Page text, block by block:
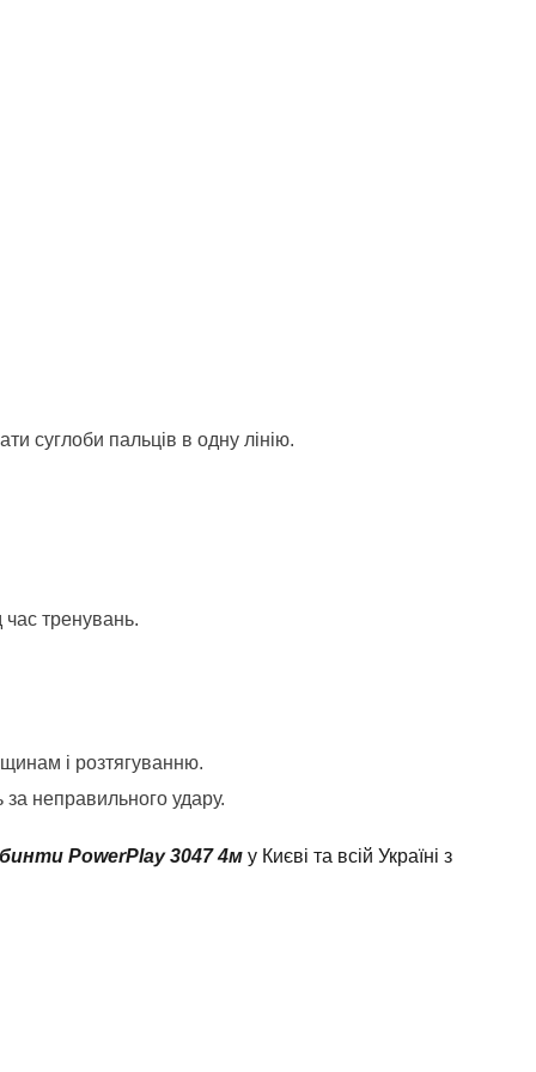
суглоби пальців в одну лінію.
час тренувань.
і розтягуванню.
за неправильного удару.
PowerPlay 3047 4м у Києві та всій Україні з